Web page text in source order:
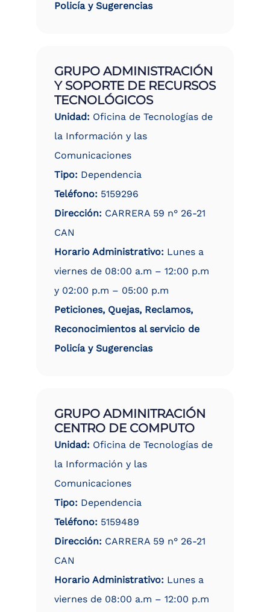
Policía y Sugerencias
GRUPO ADMINISTRACIÓN
Y SOPORTE DE RECURSOS
TECNOLÓGICOS
Unidad: Oficina de Tecnologías de
la Información y las
Comunicaciones
Tipo: Dependencia
Teléfono: 5159296
Dirección: CARRERA 59 n° 26-21
CAN
Horario Administrativo: Lunes a
viernes de 08:00 a.m – 12:00 p.m
y 02:00 p.m – 05:00 p.m
Peticiones, Quejas, Reclamos,
Reconocimientos al servicio de
Policía y Sugerencias
GRUPO ADMINITRACIÓN
CENTRO DE COMPUTO
Unidad: Oficina de Tecnologías de
la Información y las
Comunicaciones
Tipo: Dependencia
Teléfono: 5159489
Dirección: CARRERA 59 n° 26-21
CAN
Horario Administrativo: Lunes a
viernes de 08:00 a.m – 12:00 p.m